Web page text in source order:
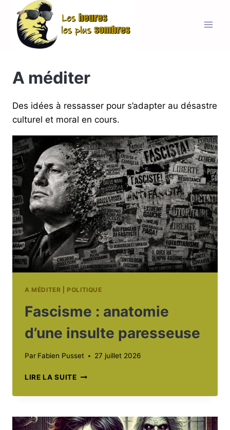
contenu
A méditer
Des idées à ressasser pour s’adapter au désastre
culturel et moral en cours.
A MÉDITER POLITIQUE
Fascisme : anatomie
d’une insulte paresseuse
Par Fabien Pusset 27 juillet 2026
LIRE LA SUITEFASCISME
ANATOMIE
INSULTE